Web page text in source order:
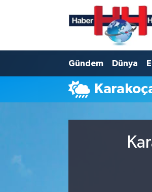
Gündem Dünya
Trafik Durumu
Süper Lig Puan Durumu ve